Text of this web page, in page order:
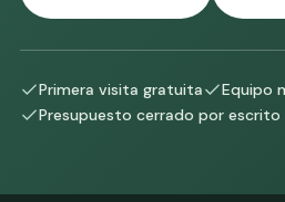
Primera visita gratuita
Equipo
Presupuesto cerrado por escrito